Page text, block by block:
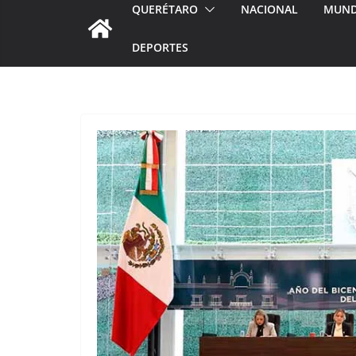
QUERÉTARO NACIONAL
DEPORTES